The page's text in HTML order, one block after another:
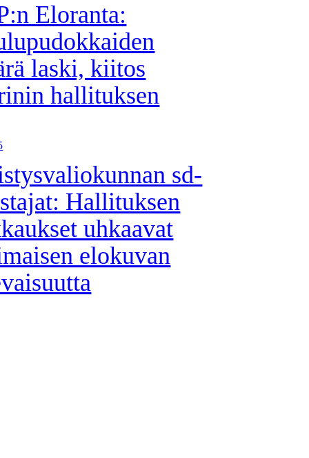
Eloranta:
laski, kiitos
hallituksen
sd-
Hallituksen
uhkaavat
elokuvan